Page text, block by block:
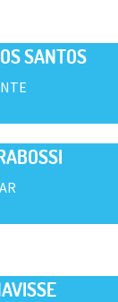
SANTOS